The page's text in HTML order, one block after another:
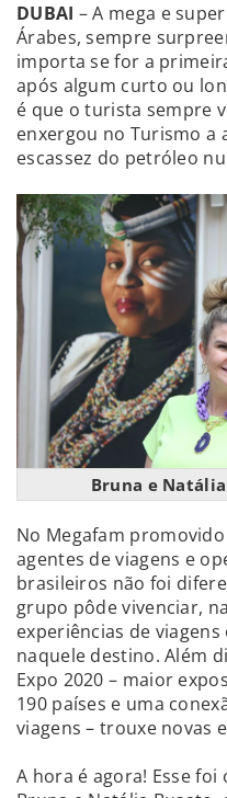
DUBAI – A mega e
Árabes, sempre
importa se for a
após algum curto ou
é que o turista sempre
enxergou no Turismo
escassez do petróleo
Bruna e
No Megafam
agentes de viagens e
brasileiros não foi
grupo pôde vivenciar,
experiências de
naquele destino. Além
Expo 2020 – maior
190 países e uma
viagens – trouxe novas
A hora é agora! Esse